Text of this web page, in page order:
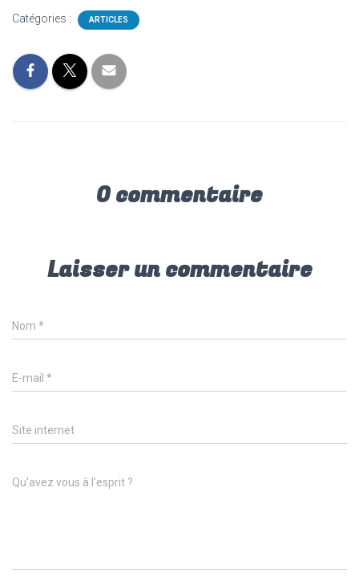
e
n
ce
o
ok
at
Catégories : ARTICLES
0 commentaire
Laisser un commentaire
Nom *
E-mail *
Site internet
Qu’avez vous à l’esprit ?